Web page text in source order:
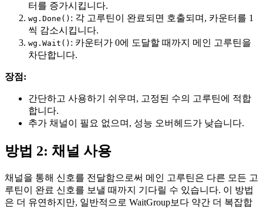
터를 증가시킵니다.
wg.Done() : 각 고루틴이 완료되면 호출되며, 카운터를 1
씩 감소시킵니다.
wg.Wait() : 카운터가 0에 도달할 때까지 메인 고루틴을
차단합니다.
장점:
간단하고 사용하기 쉬우며, 고정된 수의 고루틴에 적합
합니다.
추가 채널이 필요 없으며, 성능 오버헤드가 낮습니다.
방법 2: 채널 사용
채널을 통해 신호를 전달함으로써 메인 고루틴은 다른 모든 고
루틴이 완료 신호를 보낼 때까지 기다릴 수 있습니다. 이 방법
은 더 유연하지만, 일반적으로 WaitGroup보다 약간 더 복잡합